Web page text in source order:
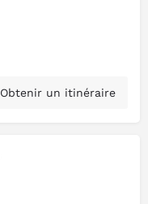
Obtenir un itinéraire